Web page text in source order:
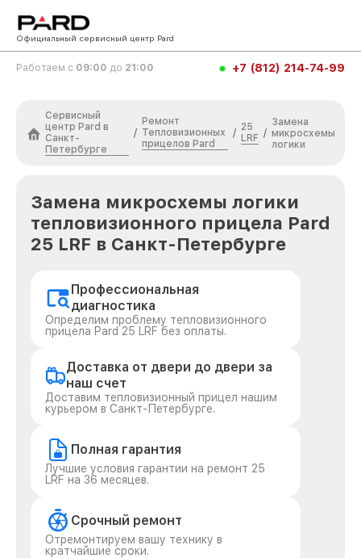
Официальный сервисный центр Pard
Работаем с 09:00 до 21:00 +7 (812) 214-74-99
Сервисный
центр Pard в
Санкт-
Петербурге
/
Ремонт
Тепловизионных
прицелов Pard
/
25
LRF /
Замена
микросхемы
логики
Замена микросхемы логики
тепловизионного прицела Pard
25 LRF в Санкт-Петербурге
Профессиональная
диагностика
Определим проблему тепловизионного
прицела Pard 25 LRF без оплаты.
Доставка от двери до двери за
наш счет
Доставим тепловизионный прицел нашим
курьером в Санкт-Петербурге.
Полная гарантия
Лучшие условия гарантии на ремонт 25
LRF на 36 месяцев.
Срочный ремонт
Отремонтируем вашу технику в
кратчайшие сроки.